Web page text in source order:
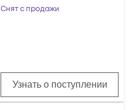
Снят с продажи
Узнать о поступлении